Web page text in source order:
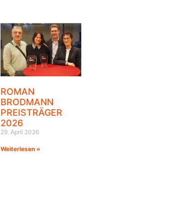
ROMAN
BRODMANN
PREISTRÄGER
2026
29. April 2026
Weiterlesen »